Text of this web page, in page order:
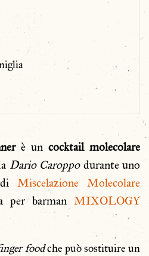
è un cocktail molecolare
Dario Caroppodurante uno
Miscelazione Molecolare
per barman MIXOLOGY
foodche può sostituire un